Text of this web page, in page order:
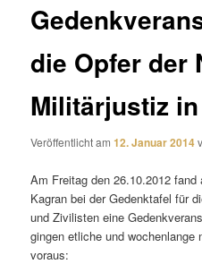
die Opfer der
Militärjustiz
Veröffentlicht am12. Januar 2014
Am Freitag den 26.10.2012
Kagran bei der Gedenktafel für
und Zivilisten eine
gingen etliche und
voraus: